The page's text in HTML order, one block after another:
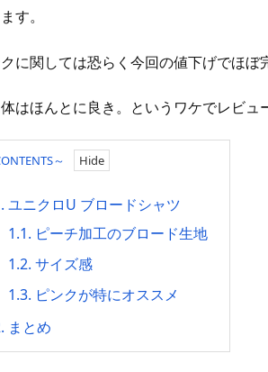
す。
に関しては恐らく今回の値下げでほぼ
はほんとに良き。というワケでレビュ
～
ユニクロU ブロードシャツ
1.1. ピーチ加工のブロード生地
1.2. サイズ感
1.3. ピンクが特にオススメ
まとめ